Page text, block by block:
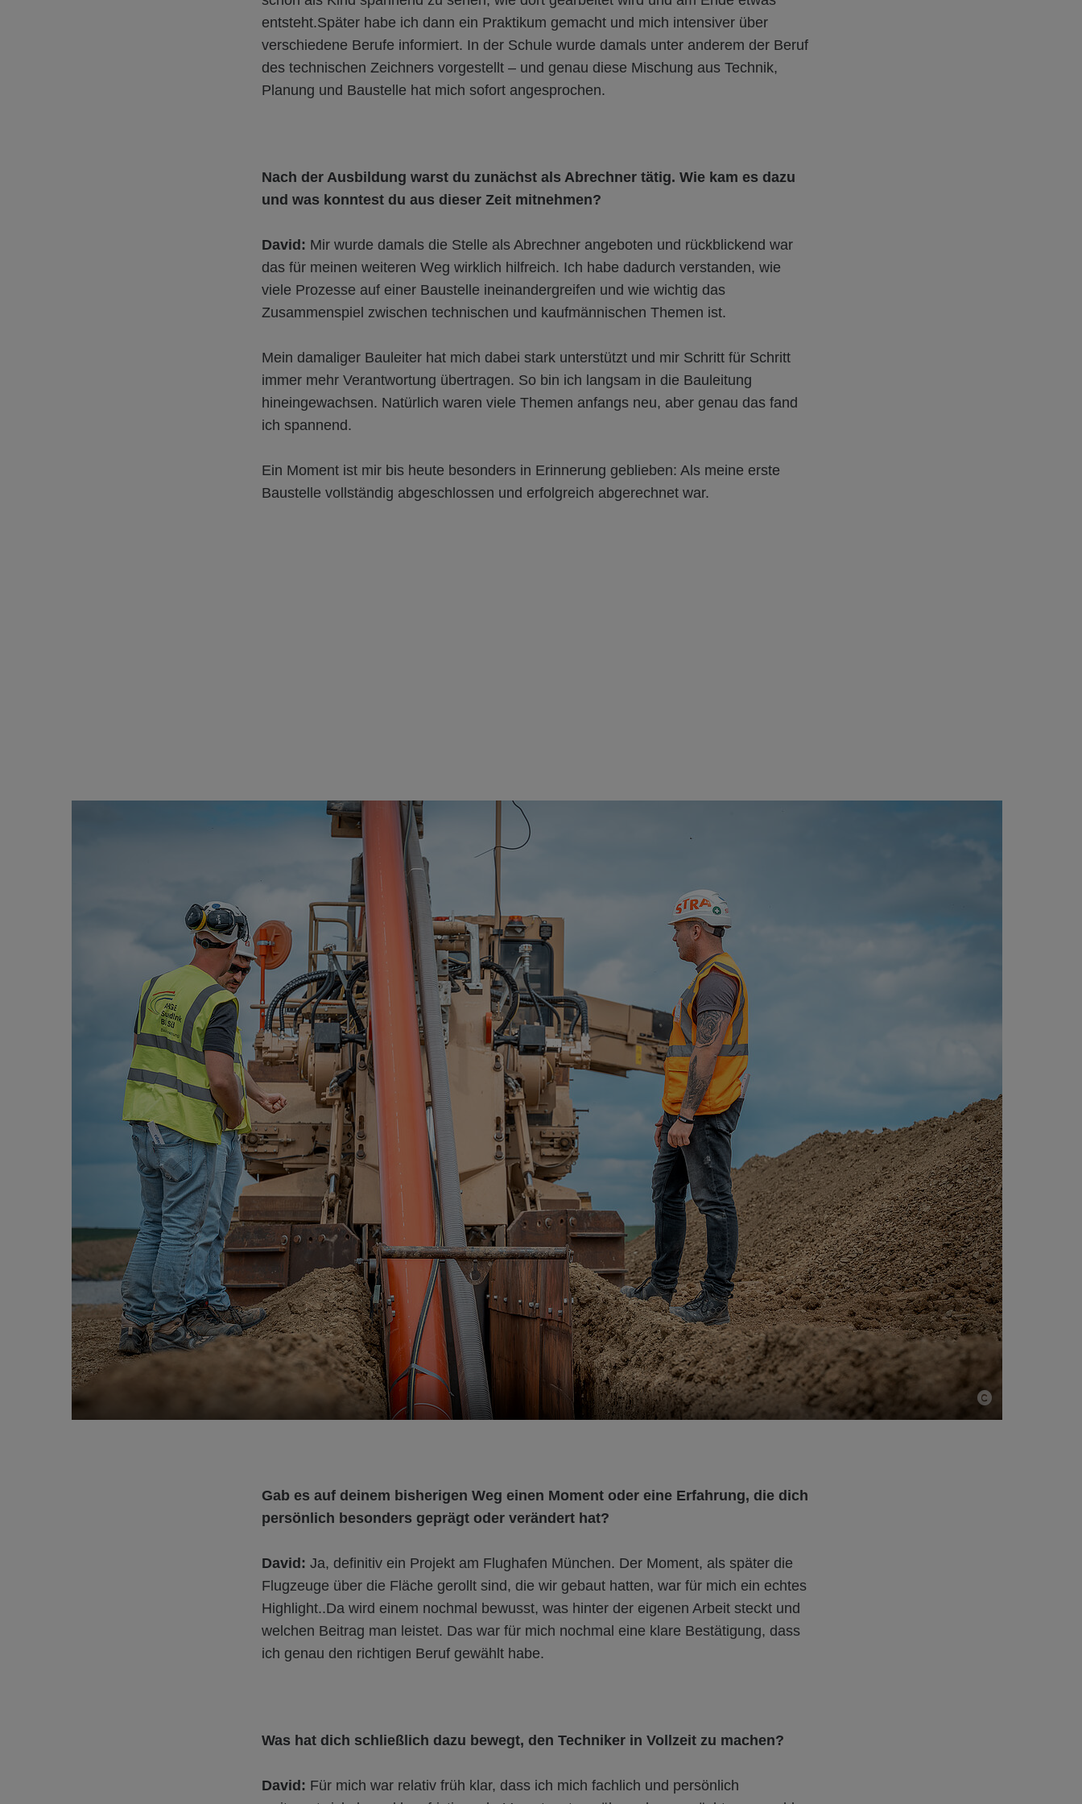
entsteht.Später habe ich dann ein Praktikum gemacht und mich intensiver über
verschiedene Berufe informiert. In der Schule wurde damals unter anderem der Beruf
des technischen Zeichners vorgestellt – und genau diese Mischung aus Technik,
Planung und Baustelle hat mich sofort angesprochen.
Nach der Ausbildung warst du zunächst als Abrechner tätig. Wie kam es dazu
und was konntest du aus dieser Zeit mitnehmen?
David: Mir wurde damals die Stelle als Abrechner angeboten und rückblickend war
das für meinen weiteren Weg wirklich hilfreich. Ich habe dadurch verstanden, wie
viele Prozesse auf einer Baustelle ineinandergreifen und wie wichtig das
Zusammenspiel zwischen technischen und kaufmännischen Themen ist.
Mein damaliger Bauleiter hat mich dabei stark unterstützt und mir Schritt für Schritt
immer mehr Verantwortung übertragen. So bin ich langsam in die Bauleitung
hineingewachsen. Natürlich waren viele Themen anfangs neu, aber genau das fand
ich spannend.
Ein Moment ist mir bis heute besonders in Erinnerung geblieben: Als meine erste
Baustelle vollständig abgeschlossen und erfolgreich abgerechnet war.
Gab es auf deinem bisherigen Weg einen Moment oder eine Erfahrung, die dich
persönlich besonders geprägt oder verändert hat?
David: Ja, definitiv ein Projekt am Flughafen München. Der Moment, als später die
Flugzeuge über die Fläche gerollt sind, die wir gebaut hatten, war für mich ein echtes
Highlight..Da wird einem nochmal bewusst, was hinter der eigenen Arbeit steckt und
welchen Beitrag man leistet. Das war für mich nochmal eine klare Bestätigung, dass
ich genau den richtigen Beruf gewählt habe.
Was hat dich schließlich dazu bewegt, den Techniker in Vollzeit zu machen?
David: Für mich war relativ früh klar, dass ich mich fachlich und persönlich